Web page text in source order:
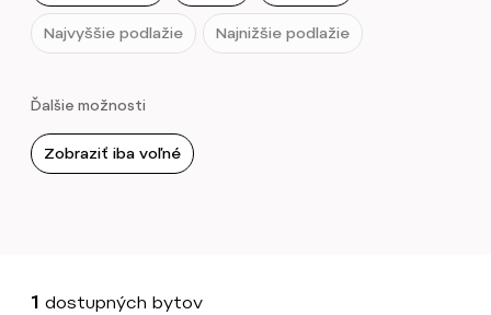
Najvyššie podlažie Najnižšie podlažie
Ďalšie možnosti
Zobraziť iba voľné
1 dostupných bytov